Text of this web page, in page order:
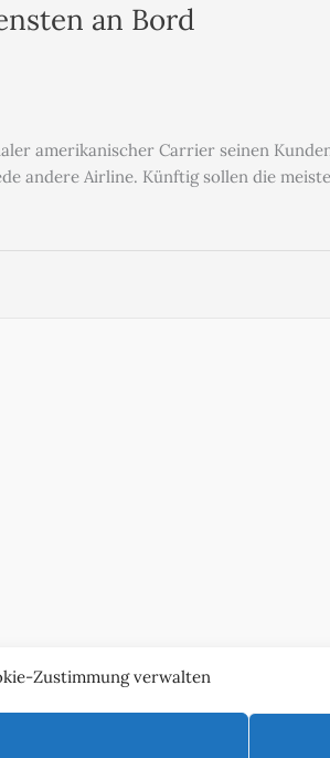
Zustimmung verwalten
an Bord
amerikanischer Carrier seinen
andere Airline. Künftig sollen die